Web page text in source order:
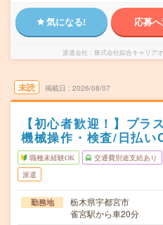
気になる! 応募
派遣会社 株式会社綜合キャリア
未読 掲載日 2026/08/07
【初心者歓迎！】プラ
機械操作・検査/日払い
職種未経験OK 交通費別途支給あり
派遣
勤務地
栃木県宇都宮市
雀宮駅から車20分